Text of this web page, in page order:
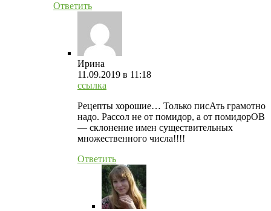
Ответить
Ирина
11.09.2019 в 11:18
ссылка
Рецепты хорошие… Только писАть грамотно
надо. Рассол не от помидор, а от помидорОВ
— склонение имен существительных
множественного числа!!!!
Ответить